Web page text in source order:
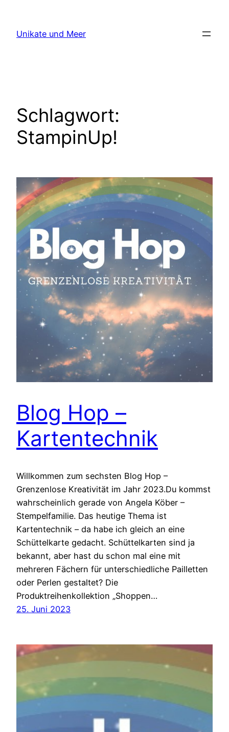
springen
Unikate und Meer
Schlagwort:
StampinUp!
Blog Hop –
Kartentechnik
Willkommen zum sechsten Blog Hop –
Grenzenlose Kreativität im Jahr 2023.Du kommst
wahrscheinlich gerade von Angela Köber –
Stempelfamilie. Das heutige Thema ist
Kartentechnik – da habe ich gleich an eine
Schüttelkarte gedacht. Schüttelkarten sind ja
bekannt, aber hast du schon mal eine mit
mehreren Fächern für unterschiedliche Pailletten
oder Perlen gestaltet? Die
Produktreihenkollektion „Shoppen…
25. Juni 2023